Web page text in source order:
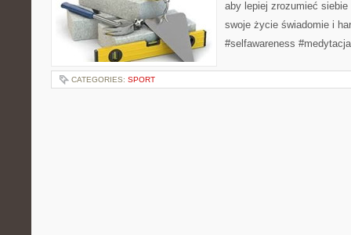
aby lepiej zrozumieć siebie
swoje życie świadomie i
#selfawareness #medytacja
CATEGORIES: SPORT